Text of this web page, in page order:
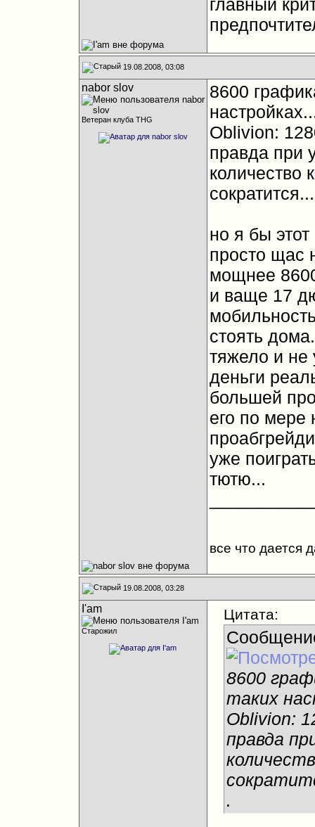
главный
19.08.2008, 03:08
nabor slov
Ветеран клуба THG
8600
Oblivion:
правда при
количество
сократится...
но я бы
просто щас
мощнее
и ваще 17
стоять
тяжело и не
деньги
большей
его по мере
уже
тютю...
все что дается
19.08.2008, 03:28
I'am
Старожил
Цитата:
8600
таких
Oblivion:
правда
.